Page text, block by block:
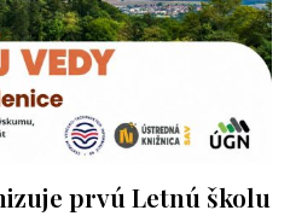
prvú Letnú školu